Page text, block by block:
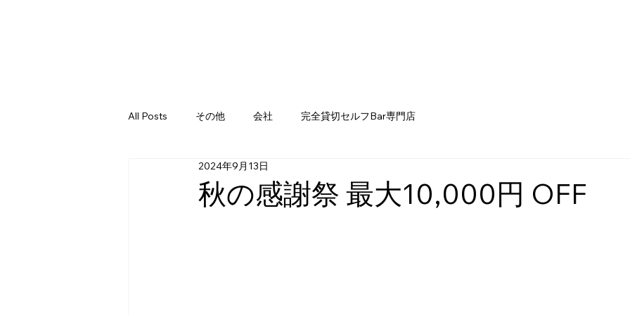
All Posts その他 会社 完全貸切セルフBar専門店
秋の感謝祭 最大10,000円 OFF
2024年9月13日